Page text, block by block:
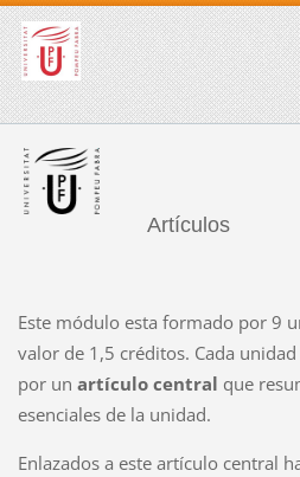
Artículos
Este módulo esta formado por 9
valor de 1,5 créditos. Cada
por un artículo central que
esenciales de la unidad.
Enlazados a este artículo central